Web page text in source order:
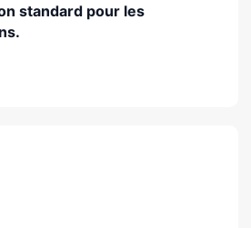
standard pour les